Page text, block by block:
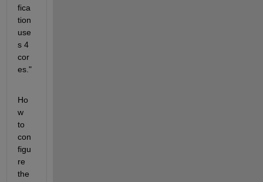
fica
tion
use
s 4
cor
es."
Ho
w
to
con
figu
re
the